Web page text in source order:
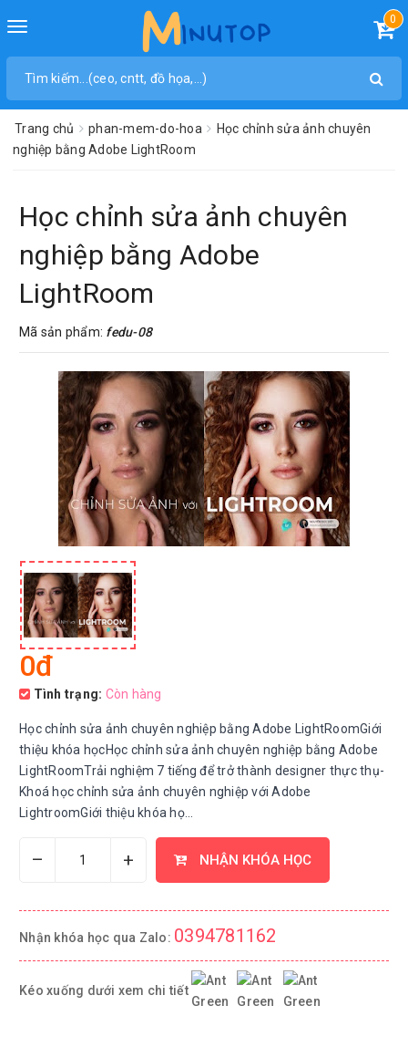
Toggle
0
Trang chủ phan-mem-do-hoa
Học chỉnh sửa ảnh chuyên
nghiệp bằng Adobe LightRoom
Học chỉnh sửa ảnh chuyên
nghiệp bằng Adobe
LightRoom
Mã sản phẩm: fedu-08
0đ
Tình trạng: Còn hàng
Học chỉnh sửa ảnh chuyên nghiệp bằng Adobe LightRoomGiới
thiệu khóa họcHọc chỉnh sửa ảnh chuyên nghiệp bằng Adobe
LightRoomTrải nghiệm 7 tiếng để trở thành designer thực thụ-
Khoá học chỉnh sửa ảnh chuyên nghiệp với Adobe
LightroomGiới thiệu khóa họ...
– + NHẬN KHÓA HỌC
Nhận khóa học qua Zalo: 0394781162
Kéo xuống dưới xem chi tiết